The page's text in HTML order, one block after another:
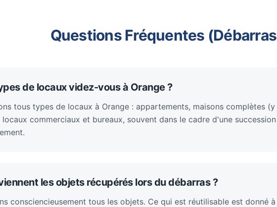
Questions Fréquentes
de locaux videz-vous à Orange ?
tous types de locaux à Orange : appartements, maisons complètes
locaux commerciaux et bureaux, souvent dans le cadre d'une
les objets récupérés lors du débarras ?
consciencieusement tous les objets. Ce qui est réutilisable est donné